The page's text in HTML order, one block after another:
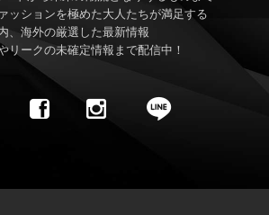
ッションを極めた大人たちが満足する
、海外の厳選した最新情報
リークの未確定情報まで配信中！